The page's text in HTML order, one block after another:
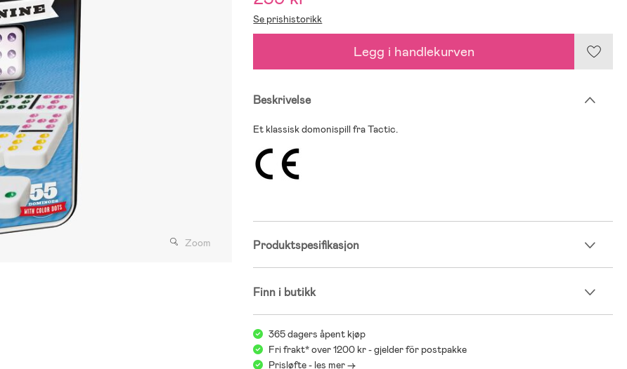
Zoom
Se prishistorikk
Legg i handlekurven
Beskrivelse
Et klassisk domonispill fra Tactic.
Produktspesifikasjon
Finn i butikk
365 dagers åpent kjøp
Fri frakt* over 1200 kr - gjelder för postpakke
Prisløfte - les mer ->